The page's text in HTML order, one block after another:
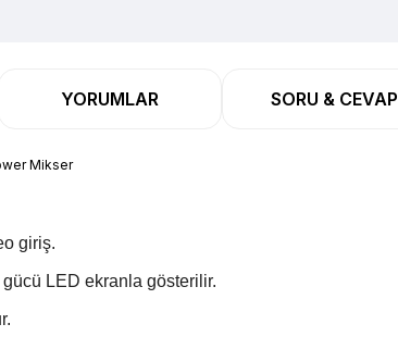
YORUMLAR SORU & CEVAP
Mikser
giriş.
gücü LED ekranla gösterilir.